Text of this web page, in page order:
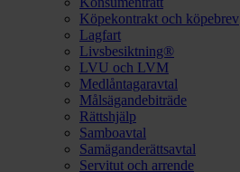
Köpekontrakt och köpebrev
Lagfart
Livsbesiktning®
LVU och LVM
Medlåntagaravtal
Målsägandebiträde
Rättshjälp
Samboavtal
Samäganderättsavtal
Servitut och arrende